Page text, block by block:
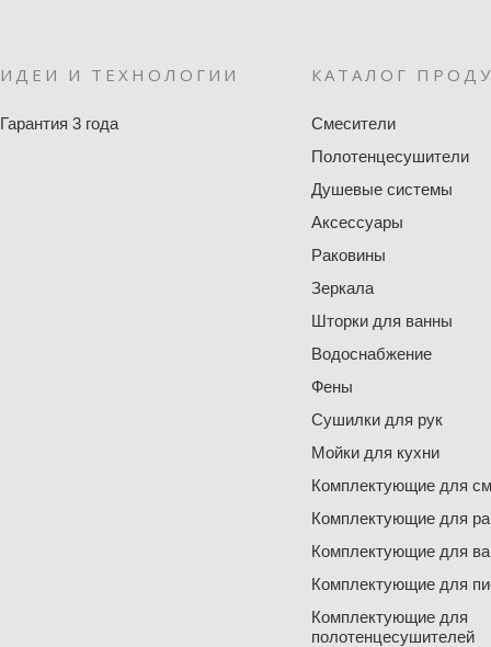
ИДЕИ И ТЕХНОЛОГИИ
Гарантия 3 года
КАТАЛОГ
Смесители
Полотенцесушители
Душевые системы
Аксессуары
Раковины
Зеркала
Шторки для ванны
Водоснабжение
Фены
Сушилки для рук
Мойки для кухни
Комплектующие для
Комплектующие для
Комплектующие для
Комплектующие для
Комплектующие для
полотенцесушителей